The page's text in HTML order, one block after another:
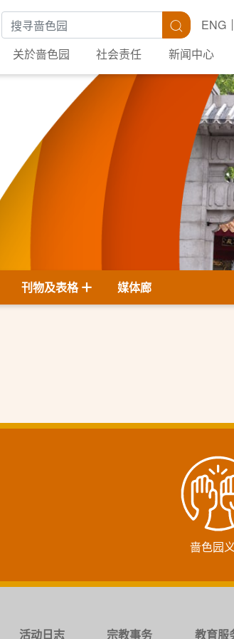
搜寻关键字 搜寻ENG
关於啬色园
社会责任 新闻中心
刊物及表格 媒体廊
啬色园
活动日志 宗教事务 教育服